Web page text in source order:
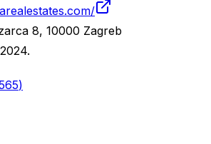
8, 10000 Zagreb
)